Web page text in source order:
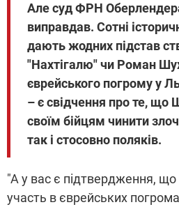
Але суд ФРН
виправдав. Сотні
дають жодних підстав
"Нахтігалю" чи Роман
єврейського погрому у
– є свідчення про те, що
своїм бійцям чинити
так і стосовно поляків.
"А у вас є підтвердження, що
участь в єврейських